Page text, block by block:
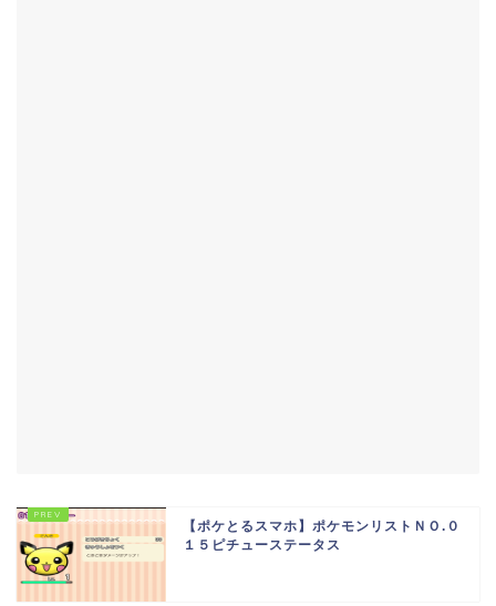
【ポケとるスマホ】ポケモンリストＮＯ.０
１５ピチューステータス